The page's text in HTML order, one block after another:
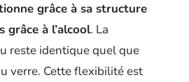
grâce à sa structure
grâce à l’alcool. La
reste identique quel que
verre. Cette flexibilité est